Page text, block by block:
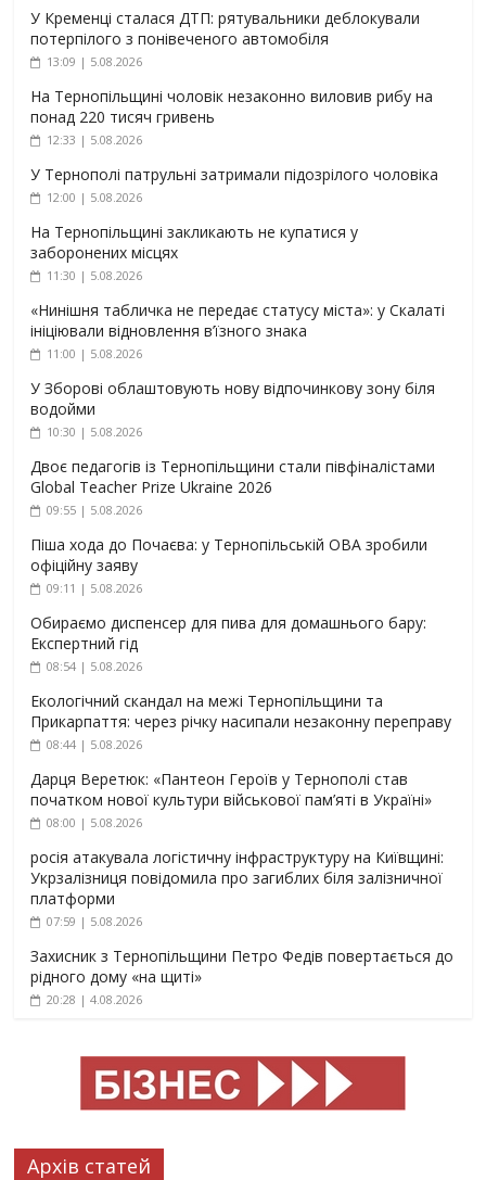
У Кременці сталася ДТП: рятувальники деблокували
потерпілого з понівеченого автомобіля
13:09 | 5.08.2026
На Тернопільщині чоловік незаконно виловив рибу на
понад 220 тисяч гривень
12:33 | 5.08.2026
У Тернополі патрульні затримали підозрілого чоловіка
12:00 | 5.08.2026
На Тернопільщині закликають не купатися у
заборонених місцях
11:30 | 5.08.2026
«Нинішня табличка не передає статусу міста»: у Скалаті
ініціювали відновлення в’їзного знака
11:00 | 5.08.2026
У Зборові облаштовують нову відпочинкову зону біля
водойми
10:30 | 5.08.2026
Двоє педагогів із Тернопільщини стали півфіналістами
Global Teacher Prize Ukraine 2026
09:55 | 5.08.2026
Піша хода до Почаєва: у Тернопільській ОВА зробили
офіційну заяву
09:11 | 5.08.2026
Обираємо диспенсер для пива для домашнього бару:
Експертний гід
08:54 | 5.08.2026
Екологічний скандал на межі Тернопільщини та
Прикарпаття: через річку насипали незаконну переправу
08:44 | 5.08.2026
Дарця Веретюк: «Пантеон Героїв у Тернополі став
початком нової культури військової пам’яті в Україні»
08:00 | 5.08.2026
росія атакувала логістичну інфраструктуру на Київщині:
Укрзалізниця повідомила про загиблих біля залізничної
платформи
07:59 | 5.08.2026
Захисник з Тернопільщини Петро Федів повертається до
рідного дому «на щиті»
20:28 | 4.08.2026
Архів статей